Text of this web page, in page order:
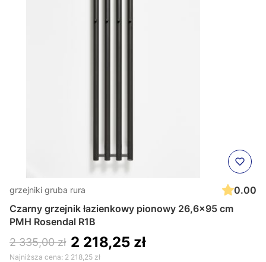
grzejniki gruba rura
0.00
Czarny grzejnik łazienkowy pionowy 26,6x95 cm
PMH Rosendal R1B
2 335,00 zł 2 218,25 zł
Najniższa cena: 2 218,25 zł